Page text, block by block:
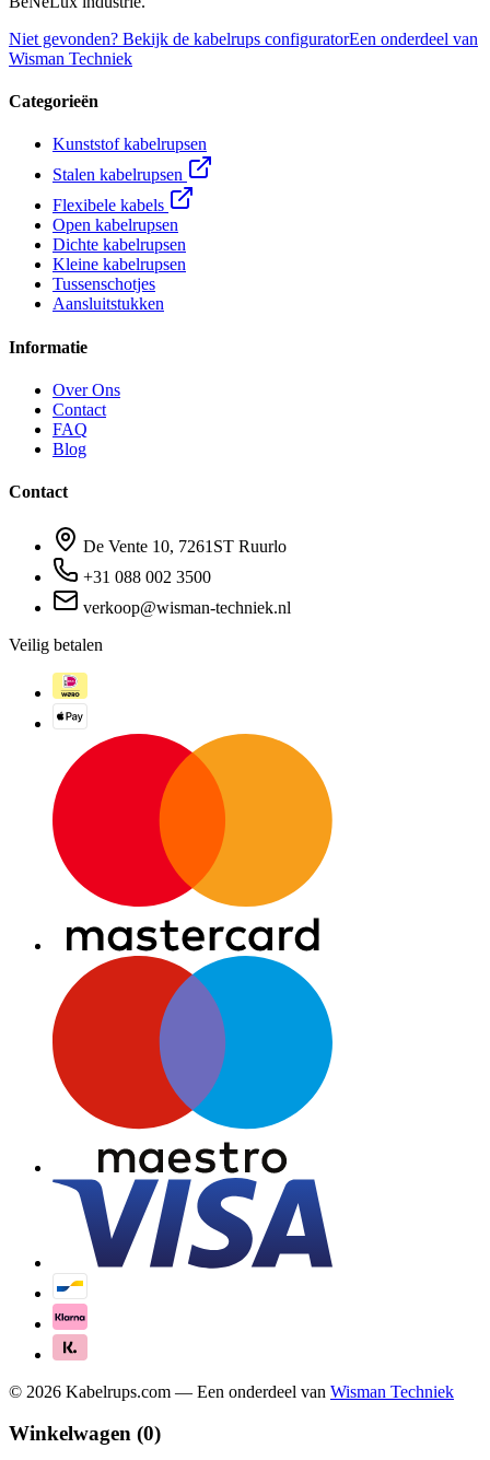
Niet gevonden? Bekijk de kabelrups configuratorEen onderdeel van
Wisman Techniek
Categorieën
Kunststof kabelrupsen
Stalen kabelrupsen
Flexibele kabels
Open kabelrupsen
Dichte kabelrupsen
Kleine kabelrupsen
Tussenschotjes
Aansluitstukken
Informatie
Over Ons
Contact
FAQ
Blog
Contact
De Vente 10, 7261ST Ruurlo
+31 088 002 3500
verkoop@wisman-techniek.nl
Veilig betalen
© 2026 Kabelrups.com — Een onderdeel van Wisman Techniek
Winkelwagen (0)